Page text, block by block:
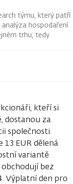
týmu, který patří
hospodaření
trhu, tedy
kteří si
dostanou za
společnosti.
EUR dělená
variantě
obchodují bez
Výplatní den pro